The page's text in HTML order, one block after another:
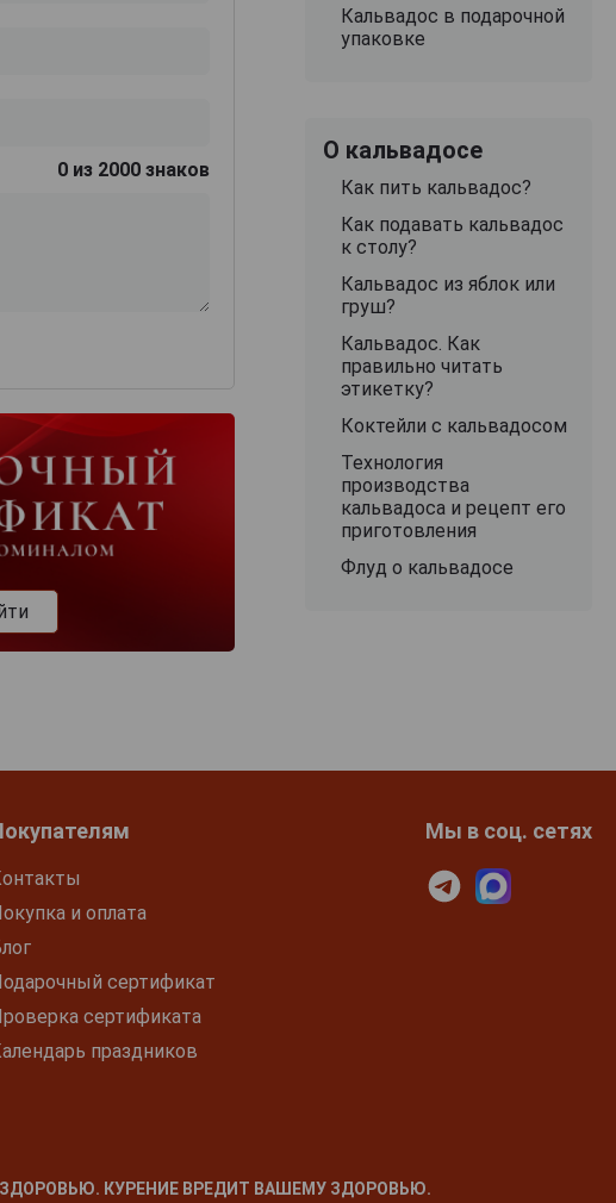
0 из 2000 знаков
Кальвадос в подарочной
упаковке
О кальвадосе
Как пить кальвадос?
Как подавать кальвадос
к столу?
Кальвадос из яблок или
груш?
Кальвадос. Как
правильно читать
этикетку?
Коктейли с кальвадосом
Технология
производства
кальвадоса и рецепт его
приготовления
Флуд о кальвадосе
и оплата
сертификат
сертификата
праздников
Мы в соц. сетях
КУРЕНИЕ ВРЕДИТ ВАШЕМУ ЗДОРОВЬЮ.